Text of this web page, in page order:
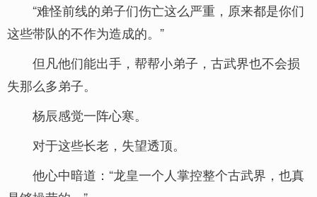
“难怪前线的弟子们伤亡这么严重，原来都是你们
这些带队的不作为造成的。”
但凡他们能出手，帮帮小弟子，古武界也不会损
失那么多弟子。
杨辰感觉一阵心寒。
对于这些长老，失望透顶。
他心中暗道：“龙皇一个人掌控整个古武界，也真